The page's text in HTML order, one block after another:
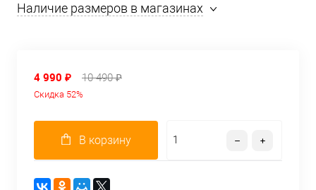
Наличие размеров в магазинах
4 990 ₽ 10 490 ₽
Скидка 52%
В корзину